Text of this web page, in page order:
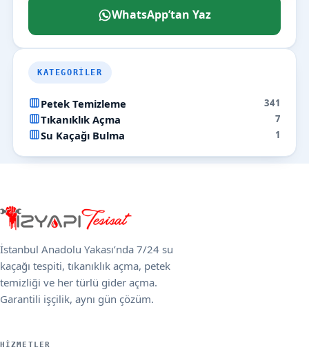
WhatsApp’tan Yaz
KATEGORILER
Petek Temizleme 341
Tıkanıklık Açma 7
Su Kaçağı Bulma 1
İstanbul Anadolu Yakası’nda 7/24 su
kaçağı tespiti, tıkanıklık açma, petek
temizliği ve her türlü gider açma.
Garantili işçilik, aynı gün çözüm.
HIZMETLER